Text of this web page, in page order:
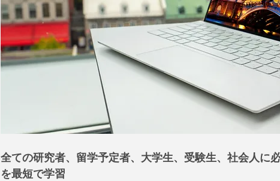
全ての研究者、留学予定者、大学生、受験生、社会人に
を最短で学習